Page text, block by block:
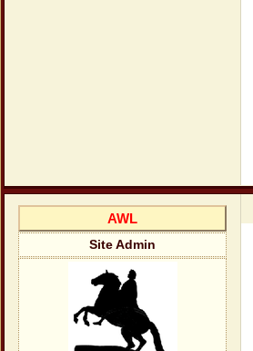
AWL
Site Admin